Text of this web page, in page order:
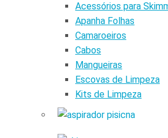
Acessórios para
Apanha Folhas
Camaroeiros
Cabos
Mangueiras
Escovas de Limpeza
Kits de Limpeza